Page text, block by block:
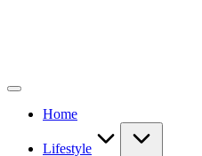
Home
Lifestyle